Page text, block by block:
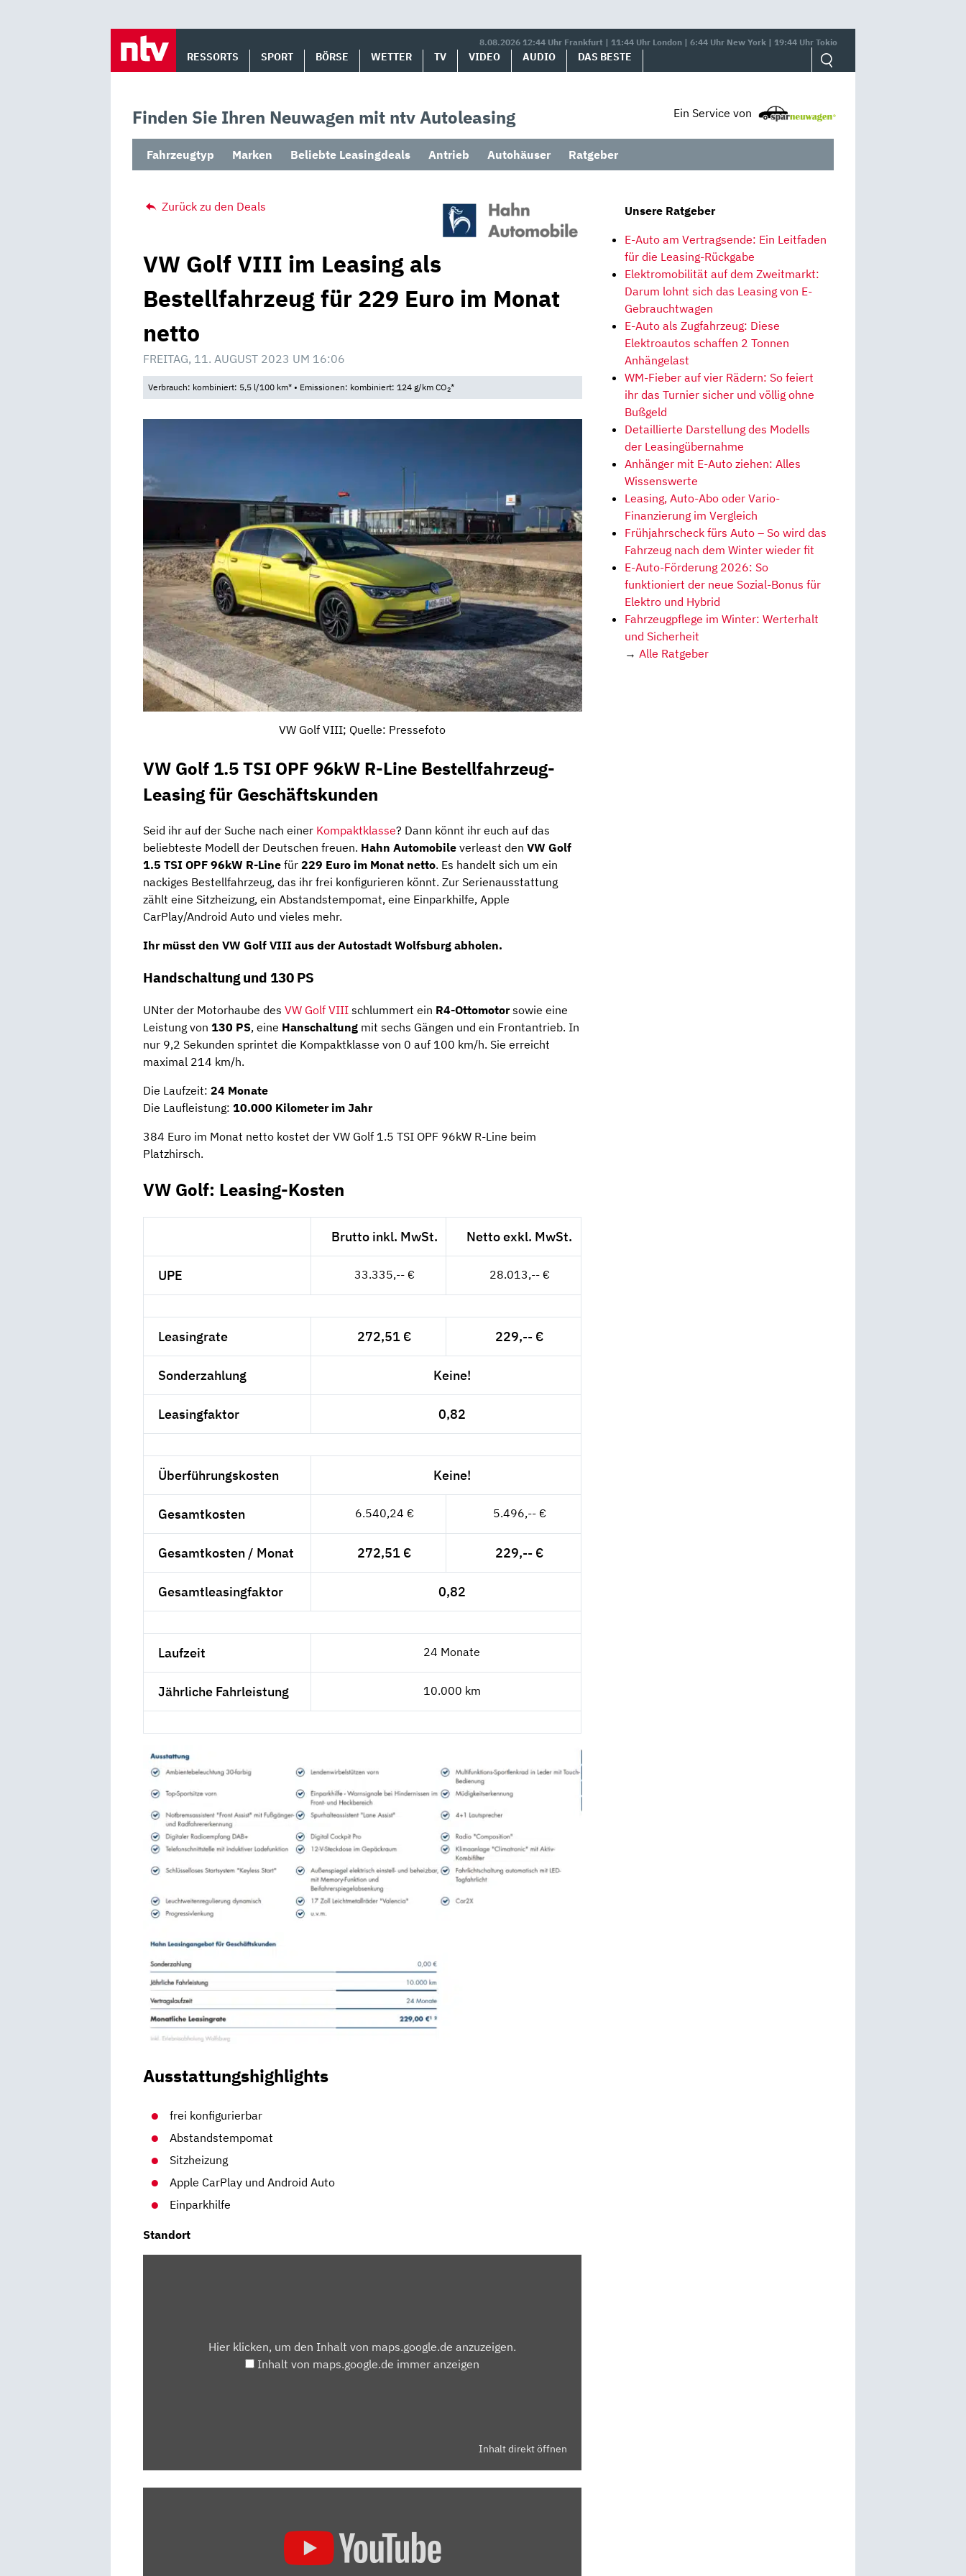
8.08.2026 12:44 Uhr Frankfurt | 11:44 Uhr London | 6:44 Uhr New York | 19:44 Uhr Tokio
RESSORTS SPORT BÖRSE WETTER TV VIDEO AUDIO DAS BESTE
Finden Sie Ihren Neuwagen mit ntv Autoleasing Ein Service von
Fahrzeugtyp Marken Beliebte Leasingdeals Antrieb Autohäuser Ratgeber
Zurück zu den Deals
VW Golf VIII im Leasing als
Bestellfahrzeug für 229 Euro im Monat
netto
FREITAG, 11. AUGUST 2023 UM 16:06
Verbrauch: kombiniert: 5,5 l/100 km* • Emissionen: kombiniert: 124 g/km CO2*
VW Golf VIII; Quelle: Pressefoto
VW Golf 1.5 TSI OPF 96kW R-Line Bestellfahrzeug-
Leasing für Geschäftskunden
Seid ihr auf der Suche nach einer Kompaktklasse? Dann könnt ihr euch auf das
beliebteste Modell der Deutschen freuen. Hahn Automobile verleast den VW Golf
1.5 TSI OPF 96kW R-Line für 229 Euro im Monat netto. Es handelt sich um ein
nackiges Bestellfahrzeug, das ihr frei konfigurieren könnt. Zur Serienausstattung
zählt eine Sitzheizung, ein Abstandstempomat, eine Einparkhilfe, Apple
CarPlay/Android Auto und vieles mehr.
Ihr müsst den VW Golf VIII aus der Autostadt Wolfsburg abholen.
Handschaltung und 130 PS
UNter der Motorhaube des VW Golf VIII schlummert ein R4-Ottomotorsowie eine
Leistung von 130 PS, eine Hanschaltung mit sechs Gängen und ein Frontantrieb. In
nur 9,2 Sekunden sprintet die Kompaktklasse von 0 auf 100 km/h. Sie erreicht
maximal 214 km/h.
Die Laufzeit: 24 Monate
Die Laufleistung: 10.000 Kilometer im Jahr
384 Euro im Monat netto kostet der VW Golf 1.5 TSI OPF 96kW R-Line beim
Platzhirsch.
VW Golf: Leasing-Kosten
Brutto inkl. MwSt. Netto exkl. MwSt.
UPE 33.335,-- € 28.013,-- €
Leasingrate 272,51 € 229,-- €
Sonderzahlung Keine!
Leasingfaktor 0,82
Überführungskosten Keine!
Gesamtkosten 6.540,24 € 5.496,-- €
Gesamtkosten / Monat 272,51 € 229,-- €
Gesamtleasingfaktor 0,82
Laufzeit 24 Monate
Jährliche Fahrleistung 10.000 km
Ausstattungshighlights
frei konfigurierbar
Abstandstempomat
Sitzheizung
Apple CarPlay und Android Auto
Einparkhilfe
Standort
Hier klicken, um den Inhalt von maps.google.de anzuzeigen.
Inhalt von maps.google.de immer anzeigen
Inhalt direkt öffnen
Unsere Ratgeber
E-Auto am Vertragsende: Ein Leitfaden
für die Leasing-Rückgabe
Elektromobilität auf dem Zweitmarkt:
Darum lohnt sich das Leasing von E-
Gebrauchtwagen
E-Auto als Zugfahrzeug: Diese
Elektroautos schaffen 2 Tonnen
Anhängelast
WM-Fieber auf vier Rädern: So feiert
ihr das Turnier sicher und völlig ohne
Bußgeld
Detaillierte Darstellung des Modells
der Leasingübernahme
Anhänger mit E-Auto ziehen: Alles
Wissenswerte
Leasing, Auto-Abo oder Vario-
Finanzierung im Vergleich
Frühjahrscheck fürs Auto – So wird das
Fahrzeug nach dem Winter wieder fit
E-Auto-Förderung 2026: So
funktioniert der neue Sozial-Bonus für
Elektro und Hybrid
Fahrzeugpflege im Winter: Werterhalt
und Sicherheit
→ Alle Ratgeber